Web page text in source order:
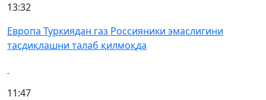
13:32
Европа Туркиядан газ Россияники эмаслигини
тасдиқлашни талаб қилмоқда
11:47